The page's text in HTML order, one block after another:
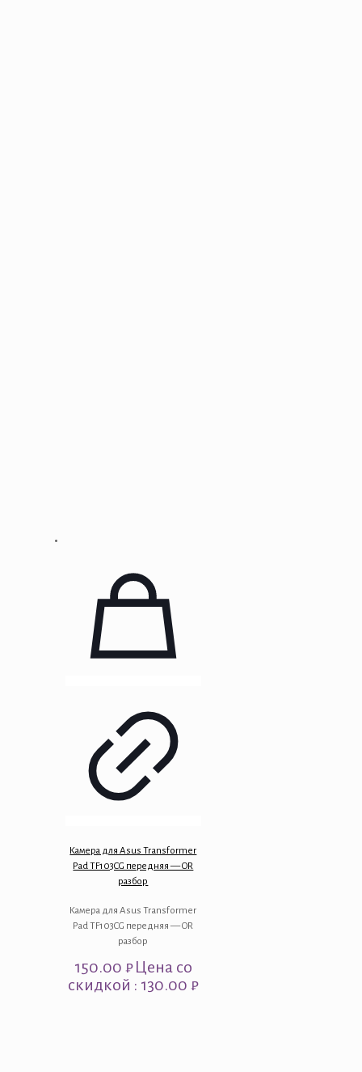
Камера для Asus Transformer
Pad TF103CG передняя — OR
разбор
Камера для Asus Transformer
Pad TF103CG передняя — OR
разбор
150.00 ₽Цена со
скидкой : 130.00 ₽